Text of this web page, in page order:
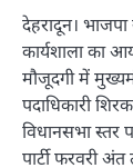
देहरादून।
कार्यशाला का
मौजूदगी में
पदाधिकारी
विधानसभा स्तर
पार्टी फरवरी